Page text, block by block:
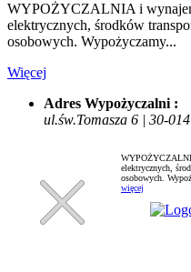
WYPOŻYCZALNIA i
elektrycznych, środków
osobowych. Wypożyczamy...
Więcej
Adres Wypożyczalni :
ul.św.Tomasza 6 | 30-
elektrycznych,
osobowych.
więcej